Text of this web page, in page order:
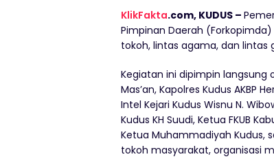
KlikFakta.com, KUDUS –
Pimpinan Daerah
tokoh, lintas agama, dan lintas
Kegiatan ini dipimpin langsung
Mas’an, Kapolres Kudus AKBP
Intel Kejari Kudus Wisnu N.
Kudus KH Suudi, Ketua FKUB
Ketua Muhammadiyah Kudus,
tokoh masyarakat, organisasi